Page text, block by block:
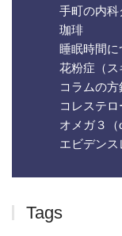
手町の内科
珈琲
睡眠時間に
花粉症（ス
コラムの
コレステロ
オメガ３（
エビデンス
Tags